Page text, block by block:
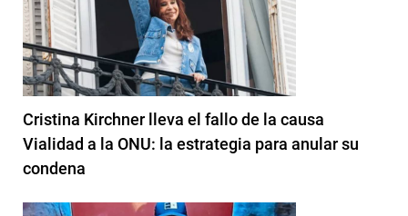
Cristina Kirchner lleva el fallo de la causa
Vialidad a la ONU: la estrategia para anular su
condena